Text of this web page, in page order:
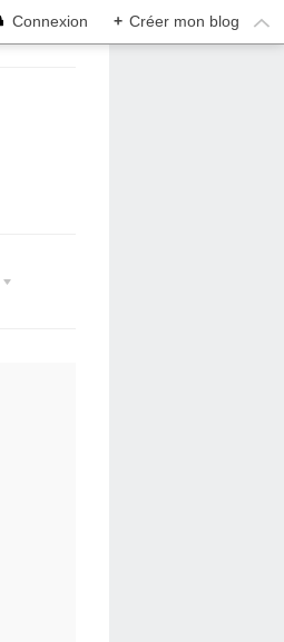
Connexion + Créer mon blog